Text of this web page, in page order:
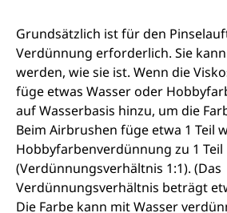
Grundsätzlich ist für den
Verdünnung erforderlich. Sie
werden, wie sie ist. Wenn die
füge etwas Wasser oder
auf Wasserbasis hinzu, um die
Beim Airbrushen füge etwa 1 Teil
Hobbyfarbenverdünnung zu 1 Teil
(Verdünnungsverhältnis 1:1). (Das
Verdünnungsverhältnis beträgt
Die Farbe kann mit Wasser